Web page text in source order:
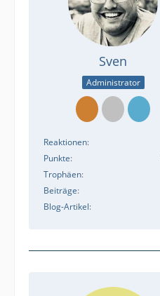
Sven
Administrator
Reaktionen
Punkte
Trophäen
Beiträge
Blog-Artikel